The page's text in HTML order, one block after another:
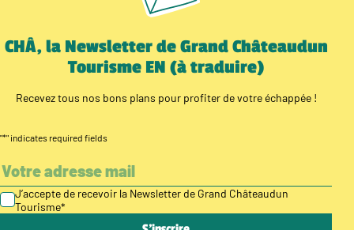
CHÂ, la Newsletter de Grand Châteaudun
Tourisme EN (à traduire)
Recevez tous nos bons plans pour profiter de votre échappée !
"*" indicates required fields
J’accepte de recevoir la Newsletter de Grand Châteaudun
Tourisme*